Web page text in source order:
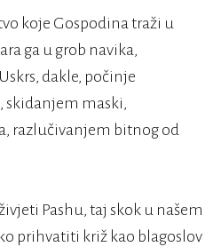
koje Gospodina traži u
ga u grob navika,
dakle, počinje
skidanjem maski,
razlučivanjem bitnog od
Pashu, taj skok u našem
prihvatiti križ kao blagoslov